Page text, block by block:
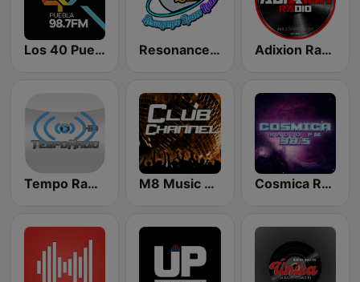
Los 40 Puebla Resonance Space Radio Adixion Radio
Tempo Radio - Party Channel M8 Music World Cosmica Radio 98.5 FM